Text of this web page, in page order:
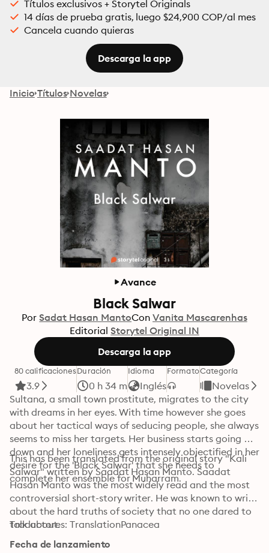
Títulos exclusivos + Storytel Originals
14 días de prueba gratis, luego $24,900 COP/al mes
Cancela cuando quieras
Descarga la app
Inicio Títulos Novelas
Avance
Black Salwar
Por Sadat Hasan MantoCon Vanita Mascarenhas
Editorial Storytel Original IN
Descarga la app
80 calificaciones
3.9
Duración
0 h 34 m
Idioma
Inglés
FormatoCategoría
Novelas
Sultana, a small town prostitute, migrates to the city
with dreams in her eyes. With time however she goes
about her tactical ways of seducing people, she always
seems to miss her targets. Her business starts going
down and her loneliness gets intensely objectified in her
desire for the 'Black Salwar' that she needs to
complete her ensemble for Muharram.
This has been translated from the original story "Kali
Salwar" written by Saadat Hasan Manto. Saadat
Hasan Manto was the most widely read and the most
controversial short-story writer. He was known to write
about the hard truths of society that no one dared to
talk about.
Traductores: TranslationPanacea
Fecha de lanzamiento